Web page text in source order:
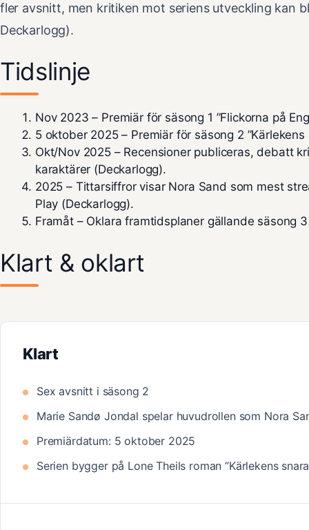
fler avsnitt, men kritiken mot seriens utveckling kan
Deckarlogg).
Tidslinje
Nov 2023 – Premiär för säsong 1 ”Flickorna på
5 oktober 2025 – Premiär för säsong 2 ”Kärlekens
Okt/Nov 2025 – Recensioner publiceras, debatt
karaktärer (Deckarlogg).
2025 – Tittarsiffror visar Nora Sand som mest
Play (Deckarlogg).
Framåt – Oklara framtidsplaner gällande säsong
Klart & oklart
Klart
Sex avsnitt i säsong 2
Marie Sandø Jondal spelar huvudrollen som Nora
Premiärdatum: 5 oktober 2025
Serien bygger på Lone Theils roman ”Kärlekens